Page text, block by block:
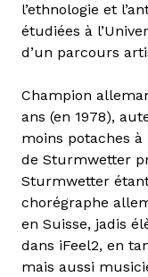
l’ethnologie et
étudiées à
d’un parcours
Champion
ans (en 1978),
moins potaches
de Sturmwetter
Sturmwetter
chorégraphe
en Suisse, jadis
dans iFeel2, en
mais aussi